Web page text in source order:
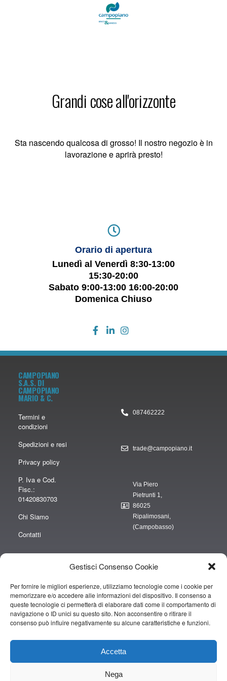
Gestisci Consenso Cookie
Per fornire le migliori esperienze, utilizziamo tecnologie come i cookie per
memorizzare e/o accedere alle informazioni del dispositivo. Il consenso a
queste tecnologie ci permetterà di elaborare dati come il comportamento di
navigazione o ID unici su questo sito. Non acconsentire o ritirare il
consenso può influire negativamente su alcune caratteristiche e funzioni.
Accetta
Nega
Grandi cose all'orizzonte
Sta nascendo qualcosa di grosso! Il nostro negozio è in
lavorazione e aprirà presto!
Orario di apertura
Lunedì al Venerdì 8:30-13:00
15:30-20:00
Sabato 9:00-13:00 16:00-20:00
Domenica Chiuso
CAMPOPIANO
S.A.S. DI
CAMPOPIANO
MARIO & C.
Termini e
condizioni
Spedizioni e resi
Privacy policy
P. Iva e Cod.
Fisc.:
01420830703
Chi Siamo
Contatti
087462222
trade@campopiano.it
Via Piero
Pietrunti 1,
86025
Ripalimosani,
(Campobasso)
“obblighi informativi per le erogazioni pubbliche: gli aiuti di Stato e gli aiuti de
minimis ricevuti dalla nostra impresa sono contenuti nel Registro nazionale
degli aiuti di Stato di cui all’art. 52 della L. 234/2012” e consultabili al seguente
link
https://www.rna.gov.it/RegistroNazionaleTrasparenza/faces/pages/
Copyright © 2019 CAMPOPIANO S.A.S. DI CAMPOPIANO MARIO & C.